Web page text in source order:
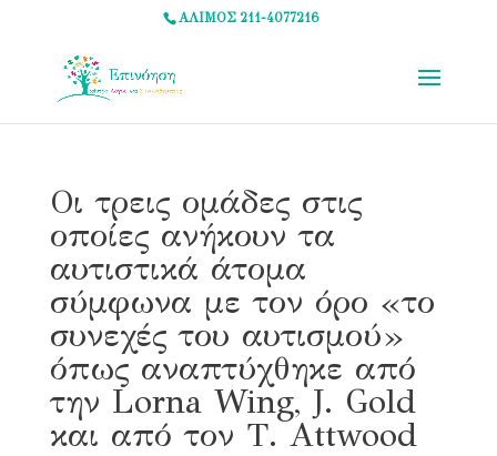
ΑΛΙΜΟΣ 211-4077216
Οι τρεις ομάδες στις
οποίες ανήκουν τα
αυτιστικά άτομα
σύμφωνα με τον όρο «το
συνεχές του αυτισμού»
όπως αναπτύχθηκε από
την Lorna Wing, J. Gold
και από τον Τ. Αttwood